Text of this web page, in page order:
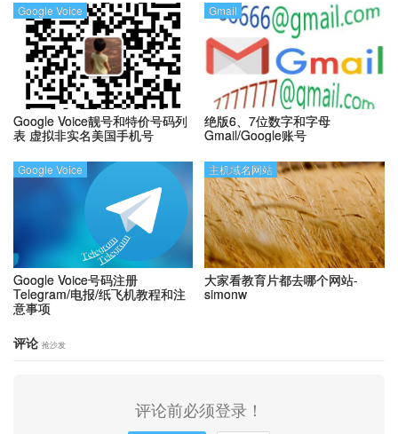
Google Voice靓号和特价号码列
表 虚拟非实名美国手机号
Google Voice
绝版6、7位数字和字母
Gmail/Google账号
Gmail
Google Voice号码注册
Telegram/电报/纸飞机教程和注
意事项
Google Voice
大家看教育片都去哪个网站-
simonw
主机域名网站
评论 抢沙发
评论前必须登录！